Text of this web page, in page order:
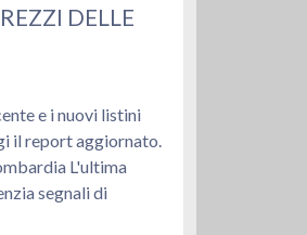
DELLE
e i nuovi listini
il report aggiornato.
L'ultima
segnali di